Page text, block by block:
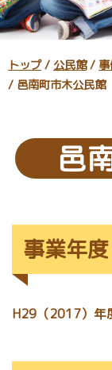
現
在
置：
トップ/ 公民館/
/ 邑南町市木公民館
邑
事業年度
H29（2017）年